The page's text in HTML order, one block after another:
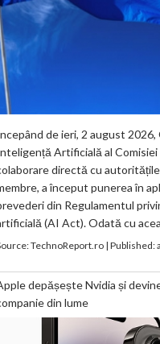
de ieri, 2 august
Artificială al Comisiei
directă cu
a început punerea în
din Regulamentul
(AI Act). Odată cu
TechnoReport.ro| Published:
depășește Nvidia și
din lume